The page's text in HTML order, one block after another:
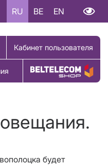
RU BE EN
Кабинет пользователя
Купить товар
будет